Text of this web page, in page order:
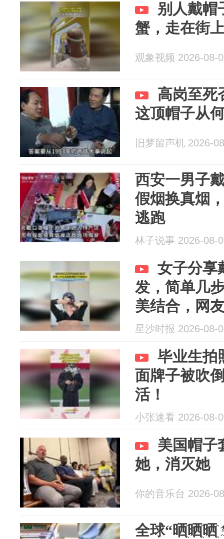
别人戴帽
蟹，走在街
观象视频 2026-08-
高岗至死
这顶帽子从
旧梦留声机 2026-
西安一男子
假烟换真烟
逃跑
林子说事 2026-08-
女子分享
发，简单几
美结合，网
怎么办
星沙时报 2026-08-
毕业生拍
面牌子被吹
活！
小张速看 2026-08-
美国帽子
她，消灭她
你的音乐台 2026-
全球“晒҈晒҈